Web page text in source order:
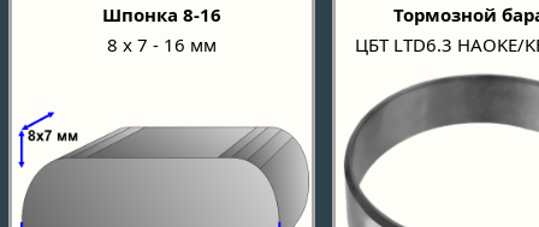
Шпонка 8-16
8 х 7 - 16 мм
Тормозной
ЦБТ LTD6.3 HAOKE/